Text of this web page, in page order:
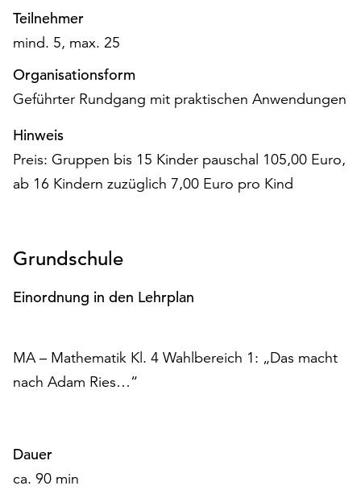
auch
ohne
Einverständnis
weiterhin
Möchten
Sie
die
erreichen
die
Einstellungen
die
Schaltfläche
„Auswählen“.
finden
in
Teilnehmer
mind. 5, max. 25
Organisationsform
Geführter Rundgang mit praktischen Anwendungen
Hinweis
Preis: Gruppen bis 15 Kinder pauschal 105,00 Euro,
ab 16 Kindern zuzüglich 7,00 Euro pro Kind
Grundschule
Einordnung in den Lehrplan
MA – Mathematik Kl. 4 Wahlbereich 1: „Das macht
nach Adam Ries…“
Dauer
ca. 90 min